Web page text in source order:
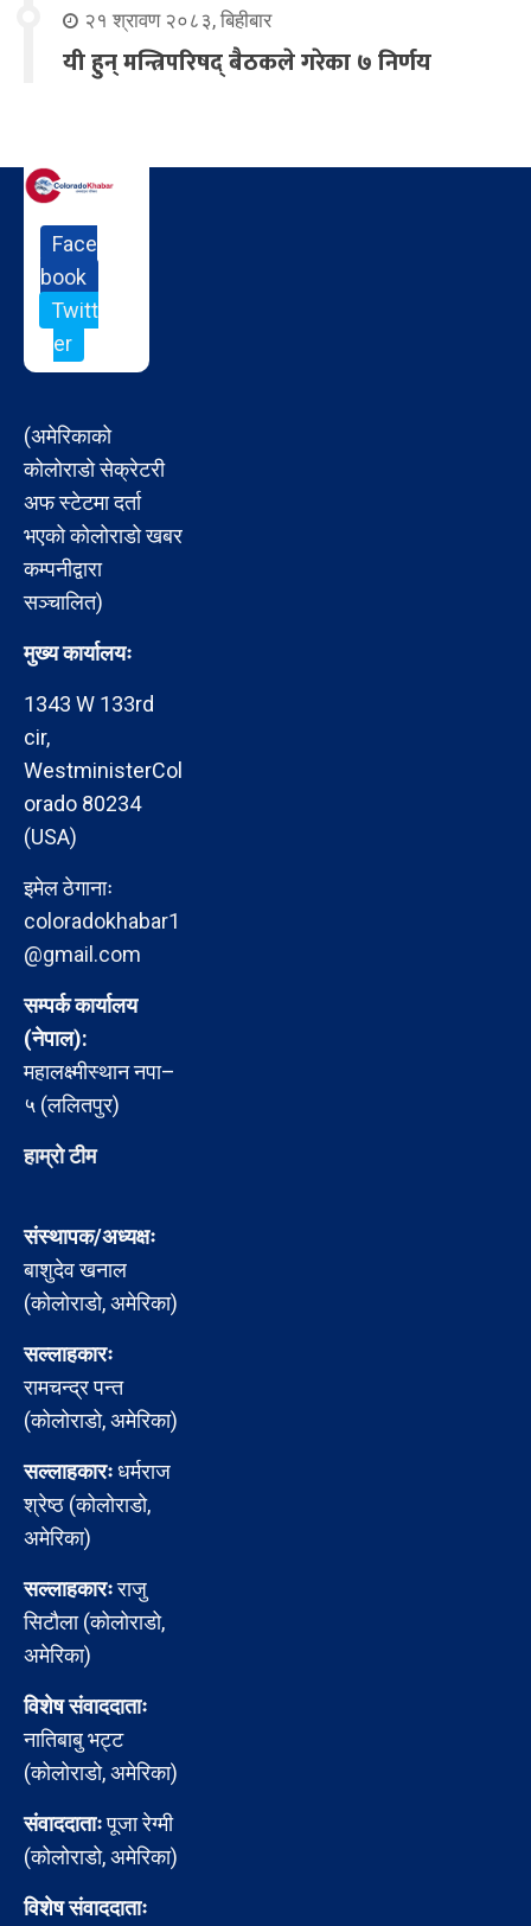
२१ श्रावण २०८३, बिहीबार
यी हुन् मन्त्रिपरिषद् बैठकले गरेका ७ निर्णय
Face
book
Twitt
er
(अमेरिकाको
कोलोराडो सेक्रेटरी
अफ स्टेटमा दर्ता
भएको कोलोराडो खबर
कम्पनीद्वारा
सञ्चालित)
मुख्य कार्यालयः
1343 W 133rd
cir,
WestministerCol
orado 80234
(USA)
इमेल ठेगानाः
coloradokhabar1
@gmail.com
सम्पर्क कार्यालय
(नेपाल):
महालक्ष्मीस्थान नपा–
५ (ललितपुर)
हाम्रो टीम
संस्थापक/अध्यक्षः
बाशुदेव खनाल
(कोलोराडो, अमेरिका)
सल्लाहकारः
रामचन्द्र पन्त
(कोलोराडो, अमेरिका)
सल्लाहकारःधर्मराज
श्रेष्ठ (कोलोराडो,
अमेरिका)
सल्लाहकारःराजु
सिटौला (कोलोराडो,
अमेरिका)
विशेष संवाददाताः
नातिबाबु भट्ट
(कोलोराडो, अमेरिका)
संवाददाताःपूजा रेग्मी
(कोलोराडो, अमेरिका)
विशेष संवाददाताः